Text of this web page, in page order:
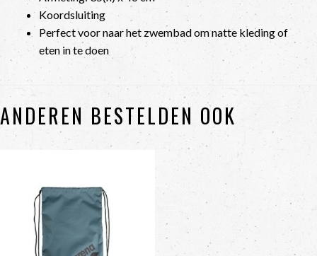
Koordsluiting
Perfect voor naar het zwembad om natte kleding of
eten in te doen
ANDEREN BESTELDEN OOK